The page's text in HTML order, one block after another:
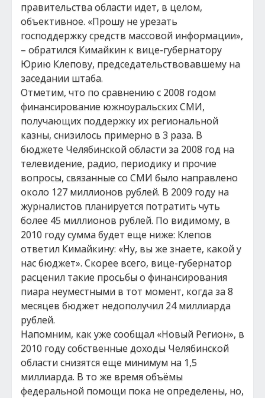
правительства области идет, в целом,
объективное. «Прошу не урезать
господдержку средств массовой информации»,
– обратился Кимайкин к вице-губернатору
Юрию Клепову, председательствовавшему на
заседании штаба.
Отметим, что по сравнению с 2008 годом
финансирование южноуральских СМИ,
получающих поддержку их региональной
казны, снизилось примерно в 3 раза. В
бюджете Челябинской области за 2008 год на
телевидение, радио, периодику и прочие
вопросы, связанные со СМИ было направлено
около 127 миллионов рублей. В 2009 году на
журналистов планируется потратить чуть
более 45 миллионов рублей. По видимому, в
2010 году сумма будет еще ниже: Клепов
ответил Кимайкину: «Ну, вы же знаете, какой у
нас бюджет». Скорее всего, вице-губернатор
расценил такие просьбы о финансирования
пиара неуместными в тот момент, когда за 8
месяцев бюджет недополучил 24 миллиарда
рублей.
Напомним, как уже сообщал «Новый Регион», в
2010 году собственные доходы Челябинской
области снизятся еще минимум на 1,5
миллиарда. В то же время объёмы
федеральной помощи пока не определены, но,